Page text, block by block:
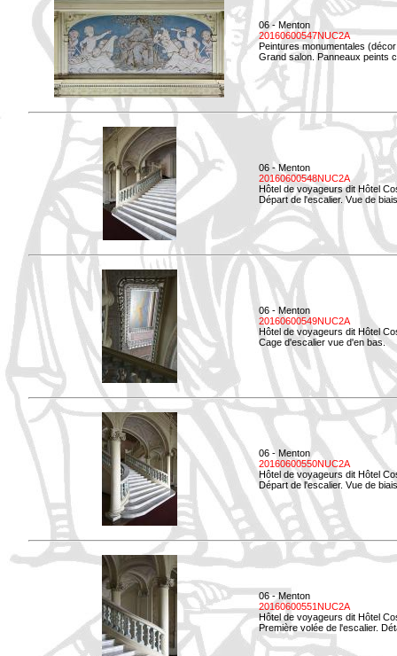
06 - Menton
20160600547NUC2A
Peintures monumentales
Grand salon. Panneaux peints
06 - Menton
20160600548NUC2A
Hôtel de voyageurs dit Hôtel
Départ de l'escalier. Vue de
06 - Menton
20160600549NUC2A
Hôtel de voyageurs dit Hôtel
Cage d'escalier vue d'en bas.
06 - Menton
20160600550NUC2A
Hôtel de voyageurs dit Hôtel
Départ de l'escalier. Vue de
06 - Menton
20160600551NUC2A
Hôtel de voyageurs dit Hôtel
Première volée de l'escalier.